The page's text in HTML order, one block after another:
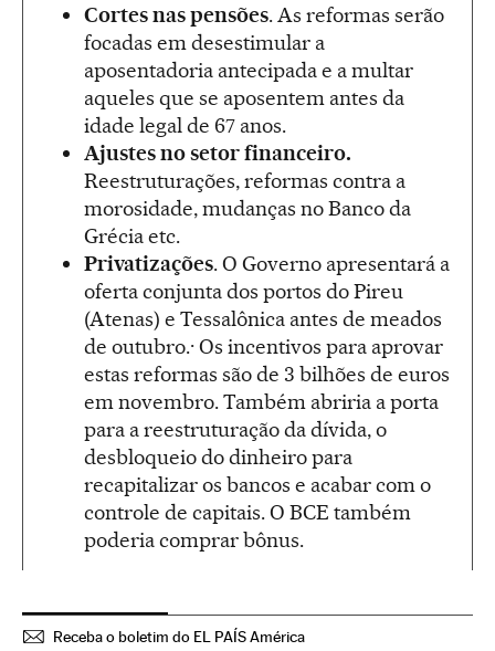
Cortes nas pensões. As reformas serão
focadas em desestimular a
aposentadoria antecipada e a multar
aqueles que se aposentem antes da
idade legal de 67 anos.
Ajustes no setor financeiro.
Reestruturações, reformas contra a
morosidade, mudanças no Banco da
Grécia etc.
Privatizações. O Governo apresentará a
oferta conjunta dos portos do Pireu
(Atenas) e Tessalônica antes de meados
de outubro.· Os incentivos para aprovar
estas reformas são de 3 bilhões de euros
em novembro. Também abriria a porta
para a reestruturação da dívida, o
desbloqueio do dinheiro para
recapitalizar os bancos e acabar com o
controle de capitais. O BCE também
poderia comprar bônus.
Receba o boletim do EL PAÍS América